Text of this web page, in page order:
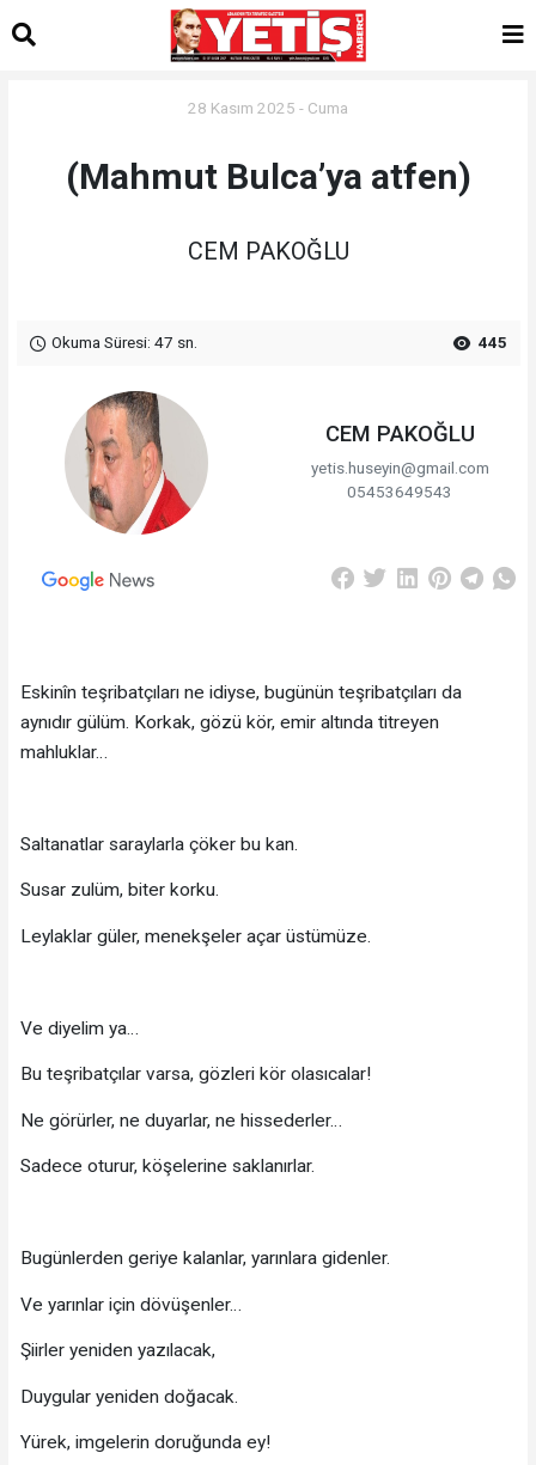
28 Kasım 2025 - Cuma
(Mahmut Bulca’ya atfen)
CEM PAKOĞLU
Okuma Süresi: 47 sn. 445
CEM PAKOĞLU
yetis.huseyin@gmail.com
05453649543
Eskinîn teşribatçıları ne idiyse, bugünün teşribatçıları da
aynıdır gülüm. Korkak, gözü kör, emir altında titreyen
mahluklar…
Saltanatlar saraylarla çöker bu kan.
Susar zulüm, biter korku.
Leylaklar güler, menekşeler açar üstümüze.
Ve diyelim ya…
Bu teşribatçılar varsa, gözleri kör olasıcalar!
Ne görürler, ne duyarlar, ne hissederler…
Sadece oturur, köşelerine saklanırlar.
Bugünlerden geriye kalanlar, yarınlara gidenler.
Ve yarınlar için dövüşenler…
Şiirler yeniden yazılacak,
Duygular yeniden doğacak.
Yürek, imgelerin doruğunda ey!